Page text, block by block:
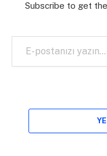
Subscribe to get
E-postanızı yazın…